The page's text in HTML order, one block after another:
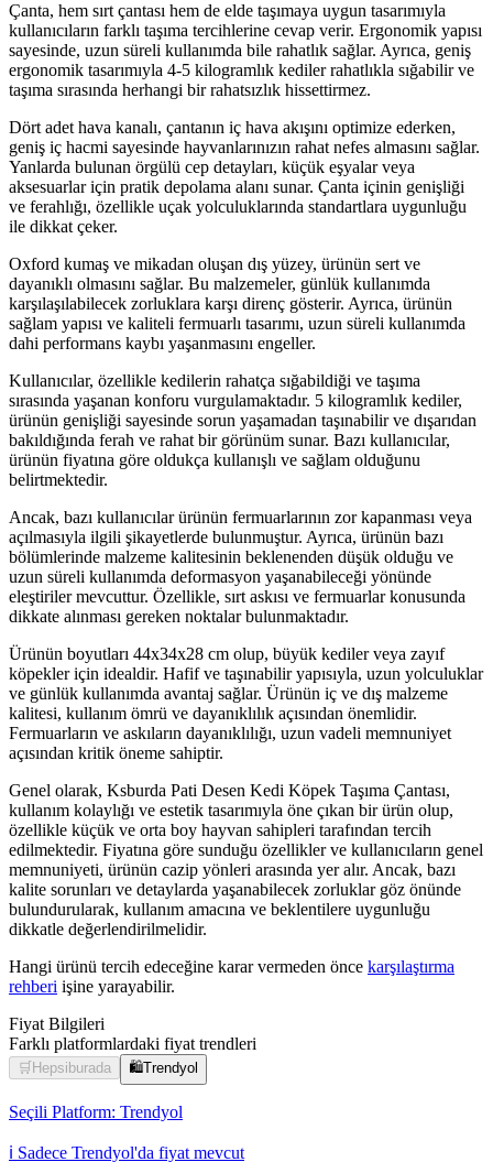
Çanta, hem sırt çantası hem de elde taşımaya uygun tasarımıyla
kullanıcıların farklı taşıma tercihlerine cevap verir. Ergonomik yapısı
sayesinde, uzun süreli kullanımda bile rahatlık sağlar. Ayrıca, geniş
ergonomik tasarımıyla 4-5 kilogramlık kediler rahatlıkla sığabilir ve
taşıma sırasında herhangi bir rahatsızlık hissettirmez.
Dört adet hava kanalı, çantanın iç hava akışını optimize ederken,
geniş iç hacmi sayesinde hayvanlarınızın rahat nefes almasını sağlar.
Yanlarda bulunan örgülü cep detayları, küçük eşyalar veya
aksesuarlar için pratik depolama alanı sunar. Çanta içinin genişliği
ve ferahlığı, özellikle uçak yolculuklarında standartlara uygunluğu
ile dikkat çeker.
Oxford kumaş ve mikadan oluşan dış yüzey, ürünün sert ve
dayanıklı olmasını sağlar. Bu malzemeler, günlük kullanımda
karşılaşılabilecek zorluklara karşı direnç gösterir. Ayrıca, ürünün
sağlam yapısı ve kaliteli fermuarlı tasarımı, uzun süreli kullanımda
dahi performans kaybı yaşanmasını engeller.
Kullanıcılar, özellikle kedilerin rahatça sığabildiği ve taşıma
sırasında yaşanan konforu vurgulamaktadır. 5 kilogramlık kediler,
ürünün genişliği sayesinde sorun yaşamadan taşınabilir ve dışarıdan
bakıldığında ferah ve rahat bir görünüm sunar. Bazı kullanıcılar,
ürünün fiyatına göre oldukça kullanışlı ve sağlam olduğunu
belirtmektedir.
Ancak, bazı kullanıcılar ürünün fermuarlarının zor kapanması veya
açılmasıyla ilgili şikayetlerde bulunmuştur. Ayrıca, ürünün bazı
bölümlerinde malzeme kalitesinin beklenenden düşük olduğu ve
uzun süreli kullanımda deformasyon yaşanabileceği yönünde
eleştiriler mevcuttur. Özellikle, sırt askısı ve fermuarlar konusunda
dikkate alınması gereken noktalar bulunmaktadır.
Ürünün boyutları 44x34x28 cm olup, büyük kediler veya zayıf
köpekler için idealdir. Hafif ve taşınabilir yapısıyla, uzun yolculuklar
ve günlük kullanımda avantaj sağlar. Ürünün iç ve dış malzeme
kalitesi, kullanım ömrü ve dayanıklılık açısından önemlidir.
Fermuarların ve askıların dayanıklılığı, uzun vadeli memnuniyet
açısından kritik öneme sahiptir.
Genel olarak, Ksburda Pati Desen Kedi Köpek Taşıma Çantası,
kullanım kolaylığı ve estetik tasarımıyla öne çıkan bir ürün olup,
özellikle küçük ve orta boy hayvan sahipleri tarafından tercih
edilmektedir. Fiyatına göre sunduğu özellikler ve kullanıcıların genel
memnuniyeti, ürünün cazip yönleri arasında yer alır. Ancak, bazı
kalite sorunları ve detaylarda yaşanabilecek zorluklar göz önünde
bulundurularak, kullanım amacına ve beklentilere uygunluğu
dikkatle değerlendirilmelidir.
Hangi ürünü tercih edeceğine karar vermeden önce karşılaştırma
rehberi işine yarayabilir.
Fiyat Bilgileri
Farklı platformlardaki fiyat trendleri
🛒 Hepsiburada 🛍️Trendyol
Seçili Platform: Trendyol
ℹ️ Sadece Trendyol'da fiyat mevcut